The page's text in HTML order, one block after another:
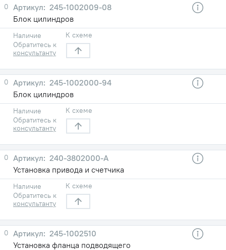
0
245-1002009-08
Блок цилиндров
Наличие
Обратитесь к
консультанту
К схеме
0
245-1002000-94
Блок цилиндров
Наличие
Обратитесь к
консультанту
К схеме
0
240-3802000-А
Установка привода и счетчика
Наличие
Обратитесь к
консультанту
К схеме
0
245-1002510
Установка фланца подводящего